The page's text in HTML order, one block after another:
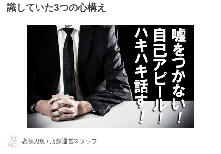
識していた3つの心構え
恋秋刀魚 / 店舗運営スタッフ